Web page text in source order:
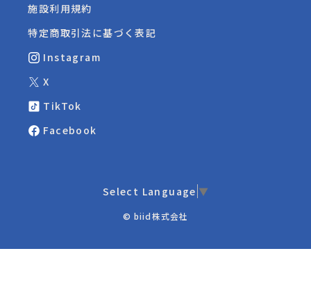
施設利用規約
特定商取引法に基づく表記
Instagram
X
TikTok
Facebook
Select Language ▼
© biid株式会社